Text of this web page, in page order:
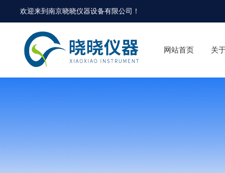
欢迎来到南京晓晓仪器设备有限公司 ！
网站首页 关